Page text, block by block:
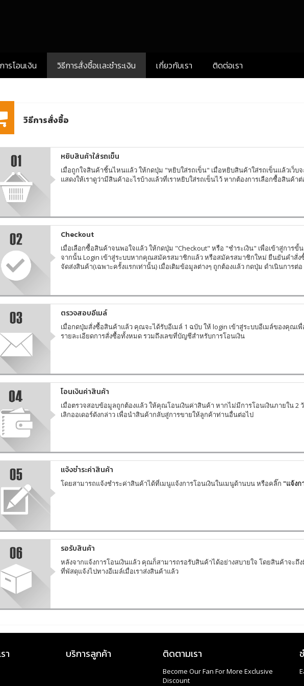
ารโอนเงิน วิธีการสั่งซื้อเเละชำระเงิน เกี่ยวกับเรา ติดต่อเรา
วิธีการสั่งซื้อ
หยิบสินค้าใส่รถเข็น
เมื่อถูกใจสินค้าชิ้นไหนแล้ว ให้กดปุ่ม "หยิบใส่รถเข็น" เมื่อหยิบสินค้าใส่รถเข็นแล้วเว็บ
แสดงให้เราดูว่ามีสินค้าอะไรบ้างแล้วที่เราหยิบใส่รถเข็นไว้ หากต้องการเลือกซื้อสินค้
Checkout
เมื่อเลือกซื้อสินค้าจนพอใจแล้ว ให้กดปุ่ม "Checkout" หรือ "ชำระเงิน" เพื่อเข้าสู่การ
จากนั้น Login เข้าสู่ระบบหากคุณสมัครสมาชิกแล้ว หรือสมัครสมาชิกใหม่ ยืนยันคำสั่
จัดส่งสินค้า(เฉพาะครั้งแรกเท่านั้น) เมื่อเติมข้อมูลต่างๆ ถูกต้องแล้ว กดปุ่ม ดำเนินการ
ตรวจสอบอีเมล์
เมื่อกดปุ่มสั่งซื้อสินค้าแล้ว คุณจะได้รับอีเมล์ 1 ฉบับ ให้ login เข้าสู่ระบบอีเมล์ของคุณเพื่
รายละเอียดการสั่งซื้อทั้งหมด รวมถึงเลขที่บัญชีสำหรับการโอนเงิน
โอนเงินค่าสินค้า
เมื่อตรวจสอบข้อมูลถูกต้องแล้ว ให้คุณโอนเงินค่าสินค้า หากไม่มีการโอนเงินภายใน 2
เลิกออเดอร์ดังกล่าว เพื่อนำสินค้ากลับสู่การขายให้ลูกค้าท่านอื่นต่อไป
แจ้งชำระค่าสินค้า
โดยสามารถแจ้งชำระค่าสินค้าได้ที่เมนูแจ้งการโอนเงินในเมนูด้านบน หรือคลิ๊ก"แจ้งก
รอรับสินค้า
หลังจากแจ้งการโอนเงินแล้ว คุณก็สามารถรอรับสินค้าได้อย่างสบายใจ โดยสินค้าจะถึ
ที่พัสดุแจ้งไปทางอีเมล์เมื่อเราส่งสินค้าแล้ว
า บริการลูกค้า ติดตามเรา
Become Our Fan For More Exclusive
Discount